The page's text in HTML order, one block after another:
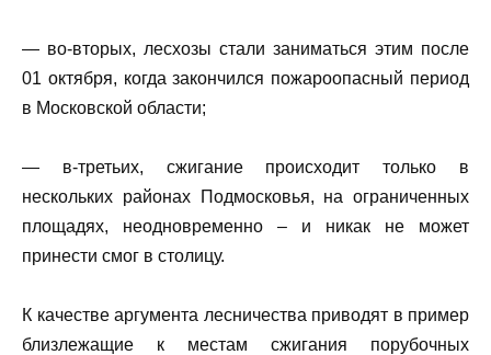
— во-вторых, лесхозы стали заниматься этим после
01 октября, когда закончился пожароопасный период
в Московской области;
— в-третьих, сжигание происходит только в
нескольких районах Подмосковья, на ограниченных
площадях, неодновременно – и никак не может
принести смог в столицу.
К качестве аргумента лесничества приводят в пример
близлежащие к местам сжигания порубочных